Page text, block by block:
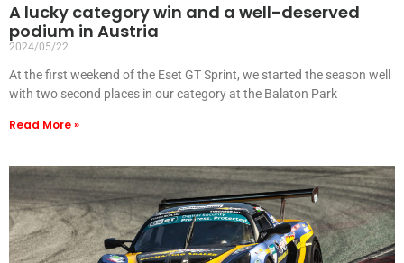
A lucky category win and a well-deserved
podium in Austria
2024/05/22
At the first weekend of the Eset GT Sprint, we started the season well
with two second places in our category at the Balaton Park
Read More »